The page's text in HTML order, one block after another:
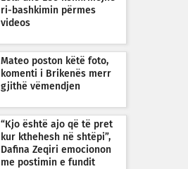
ri-bashkimin përmes
videos
Mateo poston këtë foto,
komenti i Brikenës merr
gjithë vëmendjen
“Kjo është ajo që të pret
kur kthehesh në shtëpi”,
Dafina Zeqiri emocionon
me postimin e fundit